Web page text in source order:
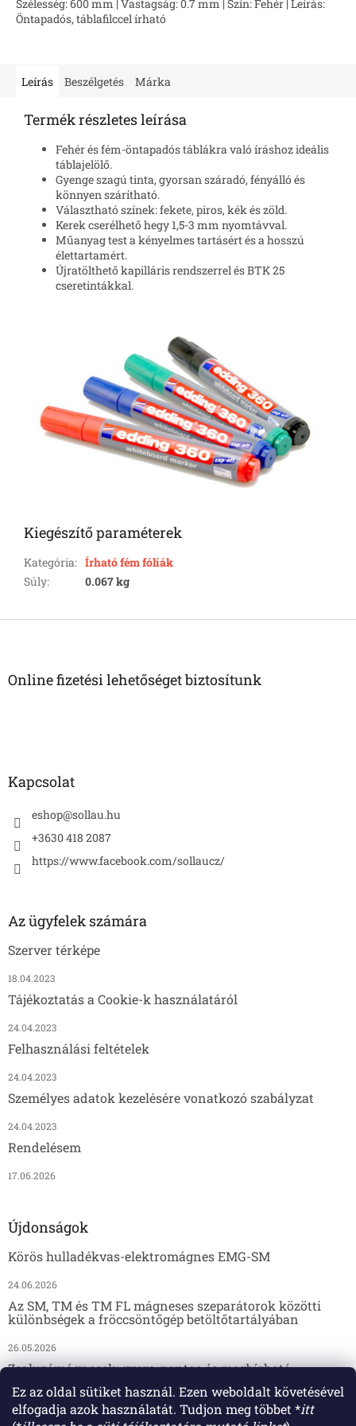
Ez az oldal sütiket használ. Ezen weboldalt követésével
elfogadja azok használatát. Tudjon meg többet *itt
5,0
csillag.
Szélesség: 600 mm | Vastagság: 0.7 mm | Szín: Fehér | Leírás:
Öntapadós, táblafilccel írható
Leírás Beszélgetés Márka
Termék részletes leírása
Fehér és fém-öntapadós táblákra való íráshoz ideális
táblajelölő.
Gyenge szagú tinta, gyorsan száradó, fényálló és
könnyen szárítható.
Választható színek: fekete, piros, kék és zöld.
Kerek cserélhető hegy 1,5-3 mm nyomtávval.
Műanyag test a kényelmes tartásért és a hosszú
élettartamért.
Újratölthető kapilláris rendszerrel és BTK 25
cseretintákkal.
Kiegészítő paraméterek
Kategória: Írható fém fóliák
Súly: 0.067 kg
L
Online fizetési lehetőséget biztosítunk
Kapcsolat
eshop@sollau.hu
+3630 418 2087
https://www.facebook.com/sollaucz/
Az ügyfelek számára
Szerver térképe
18.04.2023
Tájékoztatás a Cookie-k használatáról
24.04.2023
Felhasználási feltételek
24.04.2023
Személyes adatok kezelésére vonatkozó szabályzat
24.04.2023
Rendelésem
17.06.2026
Újdonságok
Körös hulladékvas-elektromágnes EMG-SM
24.06.2026
Az SM, TM és TM FL mágneses szeparátorok közötti
különbségek a fröccsöntőgép betöltőtartályában
26.05.2026
Zsaluzómágnesek: gyors, pontos és megbízható
17.04.2026